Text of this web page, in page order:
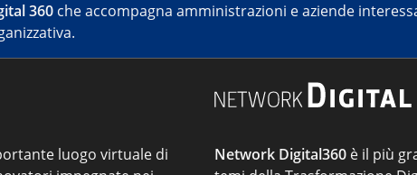
360 che accompagna amministrazioni e aziende
luogo virtuale di
Network Digital360 è il più